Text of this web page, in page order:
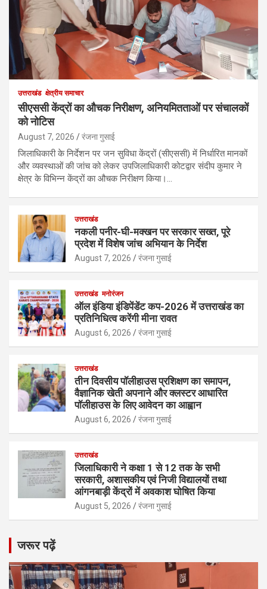
उत्तराखंड क्षेत्रीय समाचार
सीएससी केंद्रों का औचक निरीक्षण, अनियमितताओं पर संचालकों
को नोटिस
August 7, 2026 रंजना गुसाई
जिलाधिकारी के निर्देशन पर जन सुविधा केंद्रों (सीएससी) में निर्धारित मानकों
और व्यवस्थाओं की जांच को लेकर उपजिलाधिकारी कोटद्वार संदीप कुमार ने
क्षेत्र के विभिन्न केंद्रों का औचक निरीक्षण किया।…
उत्तराखंड
नकली पनीर-घी-मक्खन पर सरकार सख्त, पूरे
प्रदेश में विशेष जांच अभियान के निर्देश
August 7, 2026 रंजना गुसाई
उत्तराखंड मनोरंजन
ऑल इंडिया इंडिपेंडेंट कप-2026 में उत्तराखंड का
प्रतिनिधित्व करेंगी मीना रावत
August 6, 2026 रंजना गुसाई
उत्तराखंड
तीन दिवसीय पॉलीहाउस प्रशिक्षण का समापन,
वैज्ञानिक खेती अपनाने और क्लस्टर आधारित
पॉलीहाउस के लिए आवेदन का आह्वान
August 6, 2026 रंजना गुसाई
उत्तराखंड
जिलाधिकारी ने कक्षा 1 से 12 तक के सभी
सरकारी, अशासकीय एवं निजी विद्यालयों तथा
आंगनबाड़ी केंद्रों में अवकाश घोषित किया
August 5, 2026 रंजना गुसाई
जरूर पढ़ें